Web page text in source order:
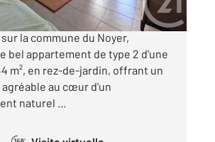
charmant secteur de La
la commune du Noyer,
bel appartement de type 2 d'une
m², en rez-de-jardin, offrant un
agréable au cœur d'un
naturel ...